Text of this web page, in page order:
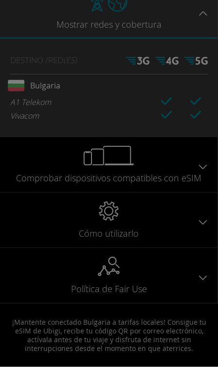
Mostrar redes y cobertura
DESTINO /RED(ES)
Bulgaria
A1 Telekom
Vivacom
Comprobar dispositivos compatibles con eSIM
Cómo utilizarlo
Política de Fair Use
¡Mantente conectado Bulgaria a tarifas locales! Consigue tu
eSIM de Ubigi, recibe tu código QR por correo electrónico,
actívala antes de tu viaje y disfruta de internet sin
interrupciones desde el momento en que aterrices.